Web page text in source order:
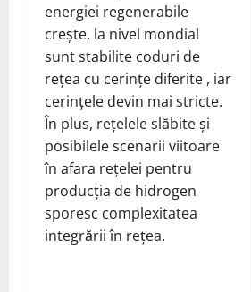
energiei regenerabile
crește, la nivel mondial
sunt stabilite coduri de
rețea cu cerințe diferite , iar
cerințele devin mai stricte.
În plus, rețelele slăbite și
posibilele scenarii viitoare
în afara rețelei pentru
producția de hidrogen
sporesc complexitatea
integrării în rețea.